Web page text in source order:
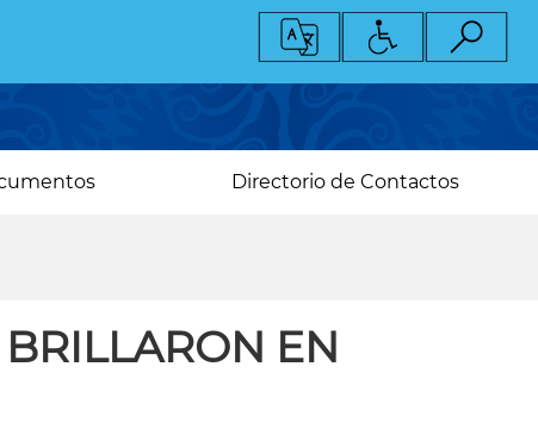
Directorio de Contactos
EN